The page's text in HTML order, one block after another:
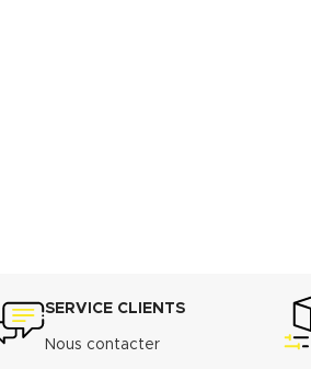
SERVICE CLIENTS
Nous contacter